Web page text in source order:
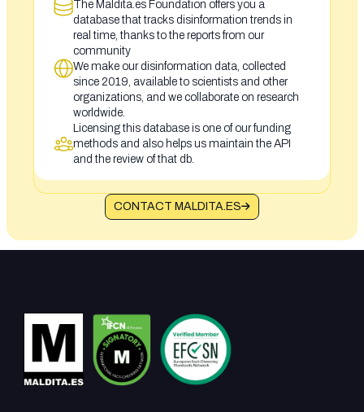
The Maldita.es Foundation offers you a
database that tracks disinformation trends in
real time, thanks to the reports from our
community
We make our disinformation data, collected
since 2019, available to scientists and other
organizations, and we collaborate on research
worldwide.
Licensing this database is one of our funding
methods and also helps us maintain the API
and the review of that db.
CONTACT MALDITA.ES